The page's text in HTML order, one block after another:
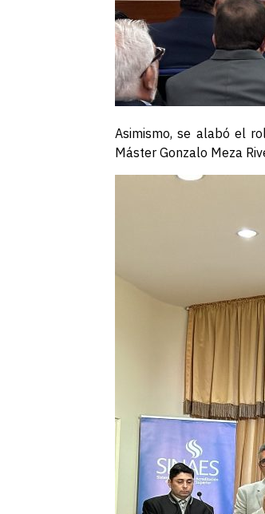
Asimismo, se alabó el
Máster Gonzalo Meza